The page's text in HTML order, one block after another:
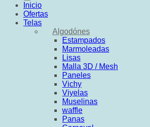
Inicio
Ofertas
Telas
Algodónes
Estampados
Marmoleadas
Lisas
Malla 3D / Mesh
Paneles
Vichy
Viyelas
Muselinas
waffle
Panas